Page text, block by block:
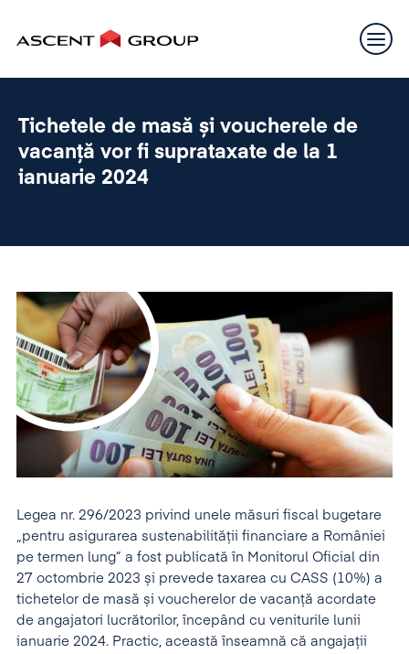
Tichetele de masă și voucherele de
vacanță vor fi suprataxate de la 1
ianuarie 2024
Legea nr. 296/2023 privind unele măsuri fiscal bugetare
„pentru asigurarea sustenabilității financiare a României
pe termen lung” a fost publicată în Monitorul Oficial din
27 octombrie 2023 și prevede taxarea cu CASS (10%) a
tichetelor de masă și voucherelor de vacanță acordate
de angajatori lucrătorilor, începând cu veniturile lunii
ianuarie 2024. Practic, această înseamnă că angajații